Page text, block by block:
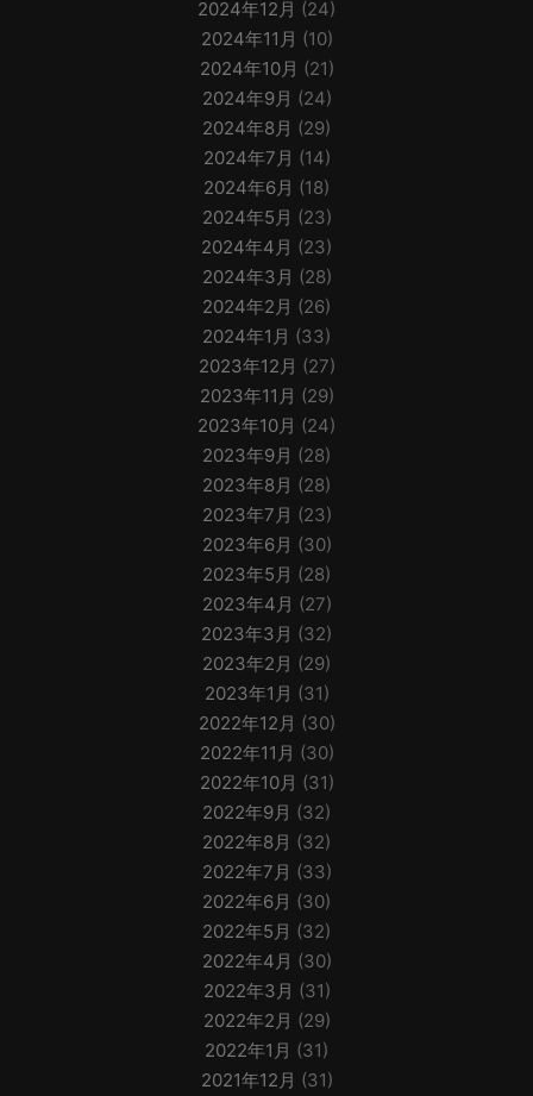
2024年12月 (24)
2024年11月 (10)
2024年10月 (21)
2024年9月 (24)
2024年8月 (29)
2024年7月 (14)
2024年6月 (18)
2024年5月 (23)
2024年4月 (23)
2024年3月 (28)
2024年2月 (26)
2024年1月 (33)
2023年12月 (27)
2023年11月 (29)
2023年10月 (24)
2023年9月 (28)
2023年8月 (28)
2023年7月 (23)
2023年6月 (30)
2023年5月 (28)
2023年4月 (27)
2023年3月 (32)
2023年2月 (29)
2023年1月 (31)
2022年12月 (30)
2022年11月 (30)
2022年10月 (31)
2022年9月 (32)
2022年8月 (32)
2022年7月 (33)
2022年6月 (30)
2022年5月 (32)
2022年4月 (30)
2022年3月 (31)
2022年2月 (29)
2022年1月 (31)
2021年12月 (31)